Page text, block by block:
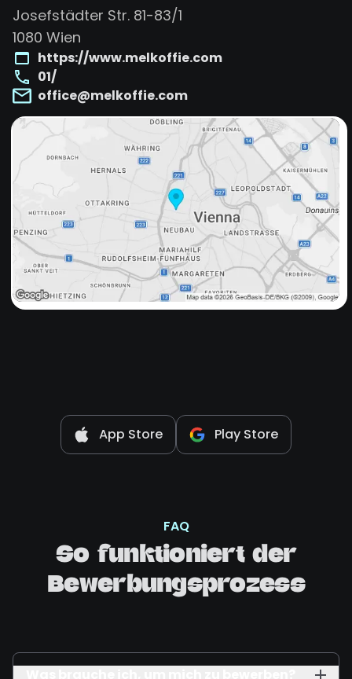
Josefstädter Str. 81-83/1
1080 Wien
https://www.melkoffie.com
01/
office@melkoffie.com
App Store Play Store
FAQ
So funktioniert der
Bewerbungsprozess